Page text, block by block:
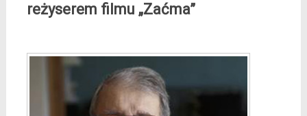
reżyserem filmu „Zaćma”